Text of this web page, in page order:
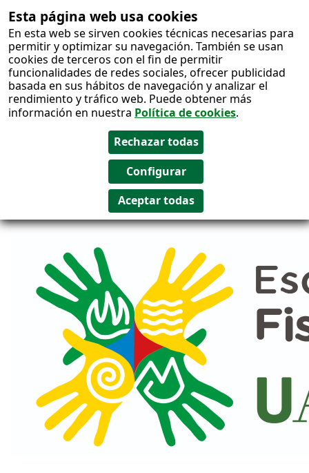
Esta página web usa cookies
En esta web se sirven cookies técnicas necesarias para
permitir y optimizar su navegación. También se usan
cookies de terceros con el fin de permitir
funcionalidades de redes sociales, ofrecer publicidad
basada en sus hábitos de navegación y analizar el
rendimiento y tráfico web. Puede obtener más
información en nuestra Política de cookies.
Salto al
contenido